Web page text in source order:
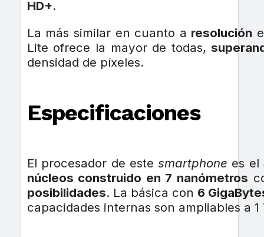
HD+.
La más similar en cuanto a resolución
Lite ofrece la mayor de todas,
densidad de píxeles.
Especificaciones
El procesador de estesmartphone es el
núcleos construido en 7 nanómetros
posibilidades. La básica con 6
capacidades internas son ampliables a 1